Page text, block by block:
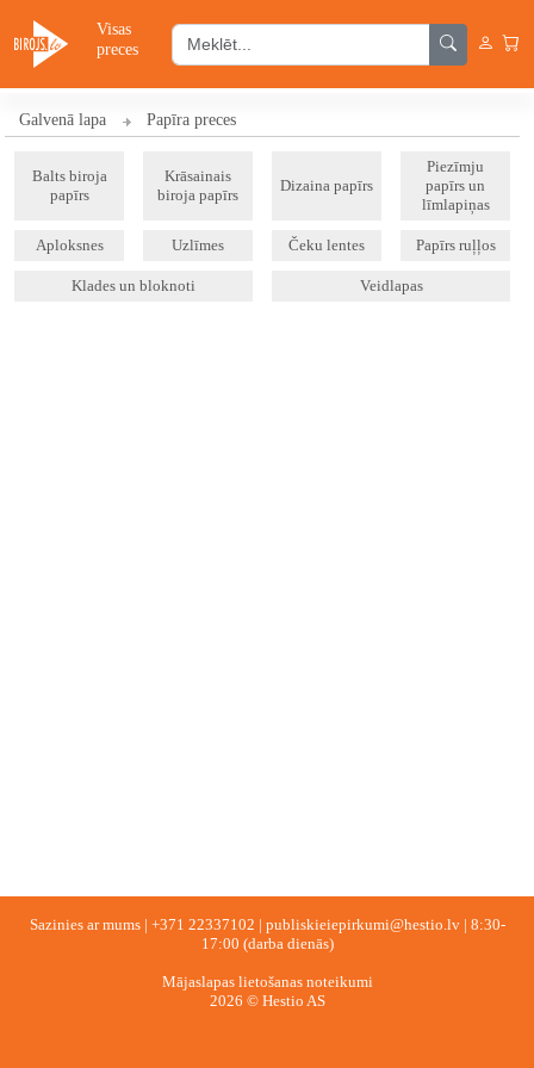
Visas
preces
Galvenā lapa Papīra preces
Balts biroja
papīrs
Krāsainais
biroja papīrs
Dizaina papīrs
Piezīmju
papīrs un
līmlapiņas
Aploksnes Uzlīmes Čeku lentes Papīrs ruļļos
Klades un bloknoti Veidlapas
Sazinies ar mums | +371 22337102 | publiskieiepirkumi@hestio.lv| 8:30-
17:00 (darba dienās)
Mājaslapas lietošanas noteikumi
2026 © Hestio AS